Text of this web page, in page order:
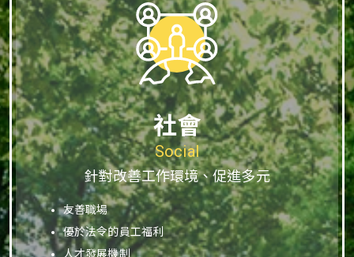
社會
Social
針對改善工作環境、促進多元
友善職場
優於法令的員工福利
人才發展機制